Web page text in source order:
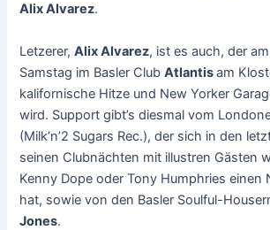
Alix Alvarez.
Letzerer,Alix Alvarez, ist es auch, der
Samstag im Basler ClubAtlantisam
kalifornische Hitze und New Yorker
wird. Support gibt’s diesmal vom
(Milk’n’2 Sugars Rec.), der sich in den
seinen Clubnächten mit illustren Gästen
Kenny Dope oder Tony Humphries einen
hat, sowie von den Basler Soulful-
Jones.